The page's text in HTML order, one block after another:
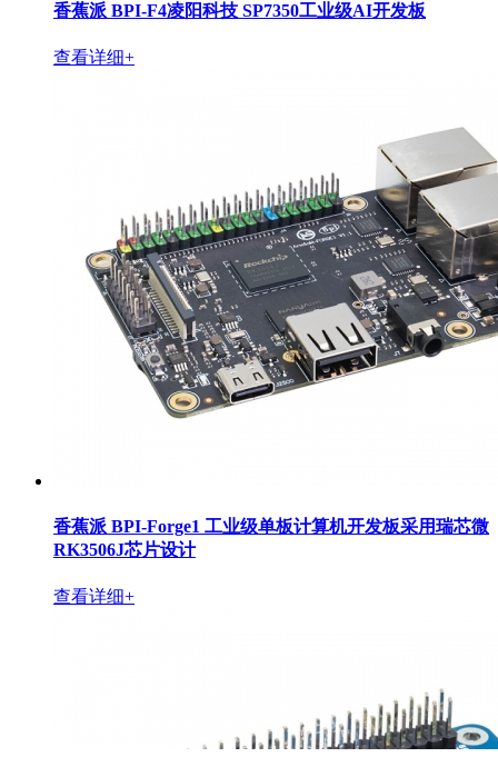
香蕉派 BPI-F4凌阳科技 SP7350工业级AI开发板
查看详细+
香蕉派 BPI-Forge1 工业级单板计算机开发板采用瑞芯微
RK3506J芯片设计
查看详细+